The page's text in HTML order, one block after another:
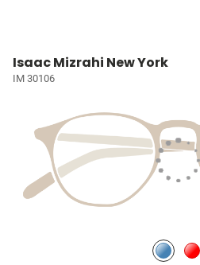
Isaac Mizrahi New York
IM 30106